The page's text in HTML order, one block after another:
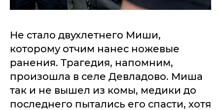
Не стало двухлетнего Миши,
которому отчим нанес ножевые
ранения. Трагедия, напомним,
произошла в селе Девладово. Миша
так и не вышел из комы, медики до
последнего пытались его спасти, хотя